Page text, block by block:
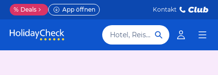
% Deals App öffnen Kontakt
Hotel, Reiseziel